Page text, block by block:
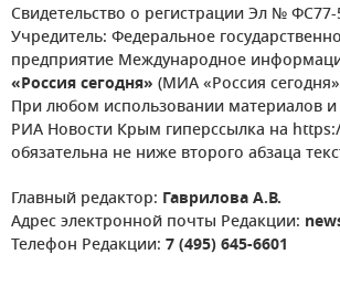
Свидетельство о регистрации Эл № ФС77-
Учредитель: Федеральное
предприятие Международное
«Россия сегодня» (МИА «Россия
При любом использовании материалов и
РИА Новости Крым гиперссылка на
обязательна не ниже второго абзаца
Главный редактор: Гаврилова А.В.
Адрес электронной почты Редакции:
Телефон Редакции: 7 (495) 645-6601